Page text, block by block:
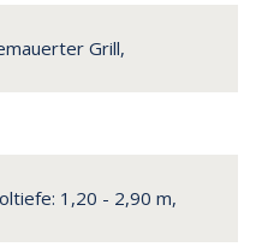
Grill,
1,20 - 2,90 m,